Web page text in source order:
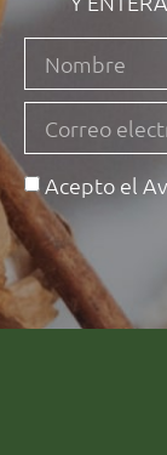
Acepto el